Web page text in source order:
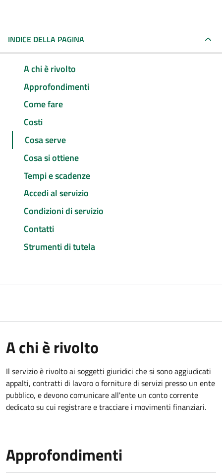
INDICE DELLA PAGINA
A chi è rivolto
Approfondimenti
Come fare
Costi
Cosa serve
Cosa si ottiene
Tempi e scadenze
Accedi al servizio
Condizioni di servizio
Contatti
Strumenti di tutela
A chi è rivolto
Il servizio è rivolto ai soggetti giuridici che si sono aggiudicati
appalti, contratti di lavoro o forniture di servizi presso un ente
pubblico, e devono comunicare all'ente un conto corrente
dedicato su cui registrare e tracciare i movimenti finanziari.
Approfondimenti